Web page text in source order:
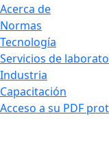
Acerca de
Normas
Tecnología
Servicios de
Industria
Capacitación
Acceso a su PDF